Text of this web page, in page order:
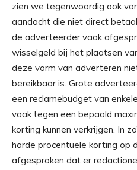
zien we tegenwoordig ook
aandacht die niet direct
de adverteerder vaak
wisselgeld bij het plaatsen
deze vorm van adverteren
bereikbaar is. Grote
een reclamebudget van
vaak tegen een bepaald
korting kunnen verkrijgen. In
harde procentuele korting op
afgesproken dat er